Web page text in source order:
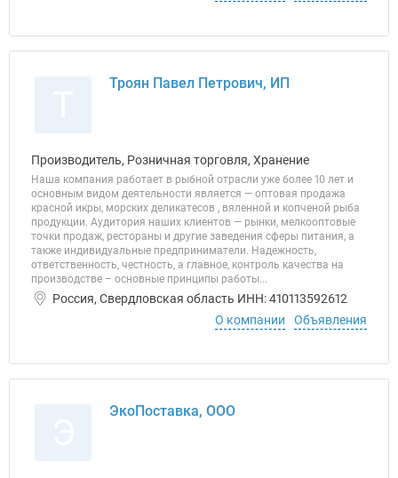
Троян Павел Петрович, ИП
Производитель, Розничная торговля, Хранение
Наша компания работает в рыбной отрасли уже более 10 лет и
основным видом деятельности является — оптовая продажа
красной икры, морских деликатесов , вяленной и копченой рыба
продукции. Аудитория наших клиентов — рынки, мелкооптовые
точки продаж, рестораны и другие заведения сферы питания, а
также индивидуальные предприниматели. Надежность,
ответственность, честность, а главное, контроль качества на
производстве – основные принципы работы...
Россия, Свердловская область ИНН: 410113592612
О компании
Объявления
ЭкоПоставка, ООО